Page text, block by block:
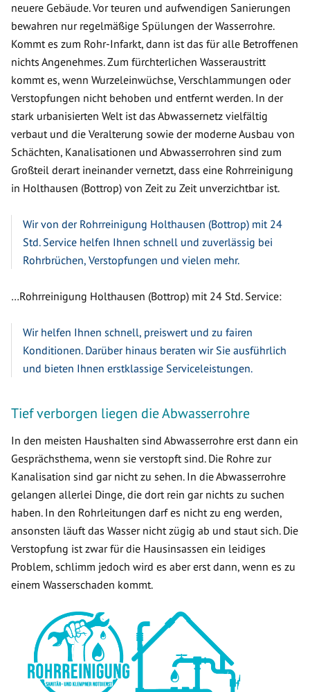
neuere Gebäude. Vor teuren und aufwendigen Sanierungen
bewahren nur regelmäßige Spülungen der Wasserrohre.
Kommt es zum Rohr-Infarkt, dann ist das für alle Betroffenen
nichts Angenehmes. Zum fürchterlichen Wasseraustritt
kommt es, wenn Wurzeleinwüchse, Verschlammungen oder
Verstopfungen nicht behoben und entfernt werden. In der
stark urbanisierten Welt ist das Abwassernetz vielfältig
verbaut und die Veralterung sowie der moderne Ausbau von
Schächten, Kanalisationen und Abwasserrohren sind zum
Großteil derart ineinander vernetzt, dass eine Rohrreinigung
in Holthausen (Bottrop) von Zeit zu Zeit unverzichtbar ist.
Wir von der Rohrreinigung Holthausen (Bottrop) mit 24
Std. Service helfen Ihnen schnell und zuverlässig bei
Rohrbrüchen, Verstopfungen und vielen mehr.
…Rohrreinigung Holthausen (Bottrop) mit 24 Std. Service:
Wir helfen Ihnen schnell, preiswert und zu fairen
Konditionen. Darüber hinaus beraten wir Sie ausführlich
und bieten Ihnen erstklassige Serviceleistungen.
Tief verborgen liegen die Abwasserrohre
In den meisten Haushalten sind Abwasserrohre erst dann ein
Gesprächsthema, wenn sie verstopft sind. Die Rohre zur
Kanalisation sind gar nicht zu sehen. In die Abwasserrohre
gelangen allerlei Dinge, die dort rein gar nichts zu suchen
haben. In den Rohrleitungen darf es nicht zu eng werden,
ansonsten läuft das Wasser nicht zügig ab und staut sich. Die
Verstopfung ist zwar für die Hausinsassen ein leidiges
Problem, schlimm jedoch wird es aber erst dann, wenn es zu
einem Wasserschaden kommt.